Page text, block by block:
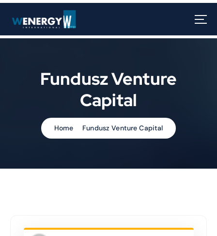
Fundusz Venture
Capital
Home Fundusz Venture Capital